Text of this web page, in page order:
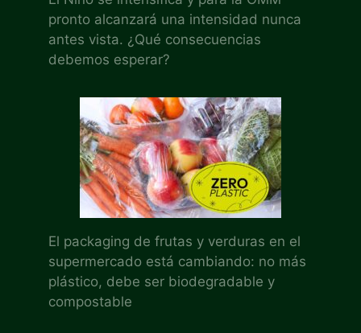
pronto alcanzará una intensidad nunca
antes vista. ¿Qué consecuencias
debemos esperar?
El packaging de frutas y verduras en el
supermercado está cambiando: no más
plástico, debe ser biodegradable y
compostable